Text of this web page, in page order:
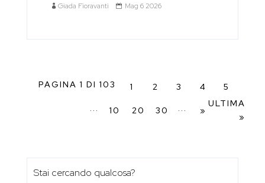
Giada Fioravanti Mag 6 2026
PAGINA 1 DI 103 1 2 3 4 5
... 10 20 30 ... »
ULTIMA
»